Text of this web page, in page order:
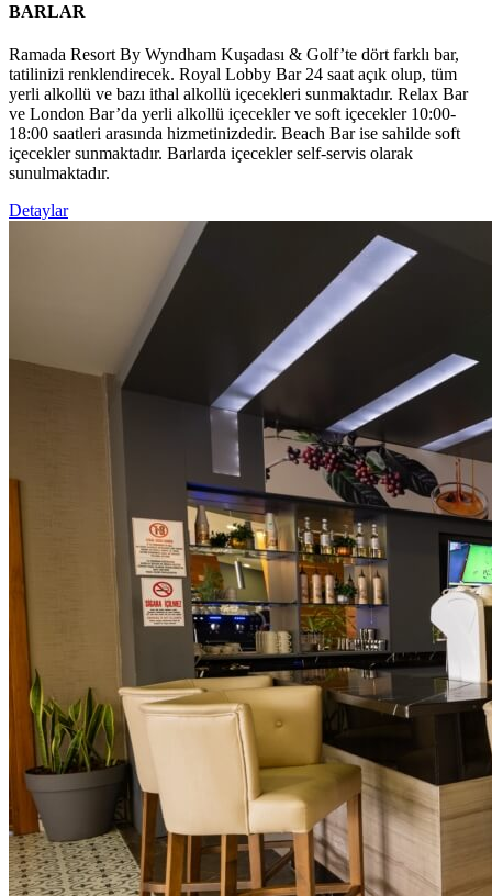
BARLAR
Ramada Resort By Wyndham Kuşadası & Golf’te dört farklı bar,
tatilinizi renklendirecek. Royal Lobby Bar 24 saat açık olup, tüm
yerli alkollü ve bazı ithal alkollü içecekleri sunmaktadır. Relax Bar
ve London Bar’da yerli alkollü içecekler ve soft içecekler 10:00-
18:00 saatleri arasında hizmetinizdedir. Beach Bar ise sahilde soft
içecekler sunmaktadır. Barlarda içecekler self-servis olarak
sunulmaktadır.
Detaylar